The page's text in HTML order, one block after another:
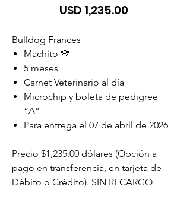
USD 1,235.00Precio
Bulldog Frances
Machito 💛
5 meses
Carnet Veterinario al día
Microchip y boleta de pedigree
“A”
Para entrega el 07 de abril de 2026
Precio $1,235.00 dólares (Opción a
pago en transferencia, en tarjeta de
Débito o Crédito). SIN RECARGO